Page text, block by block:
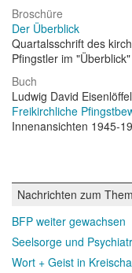
Broschüre
Der Überblick
Quartalsschrift des
Pfingstler im "Überblick"
Buch
Ludwig David Eisenlöffel
Freikirchliche
Innenansichten 1945-
Nachrichten zum
BFP weiter gewachsen
Seelsorge und
Wort + Geist in